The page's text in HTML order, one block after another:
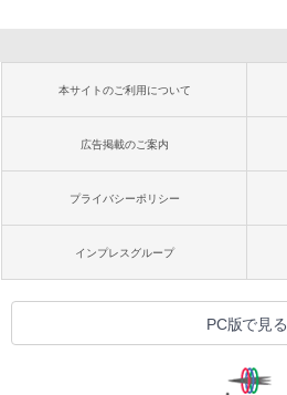
本サイトのご利用について
広告掲載のご案内
プライバシーポリシー
インプレスグループ
PC版で見る